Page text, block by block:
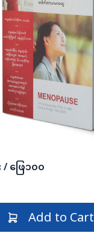
/ ဖြေ၁၀၀
Add to Cart